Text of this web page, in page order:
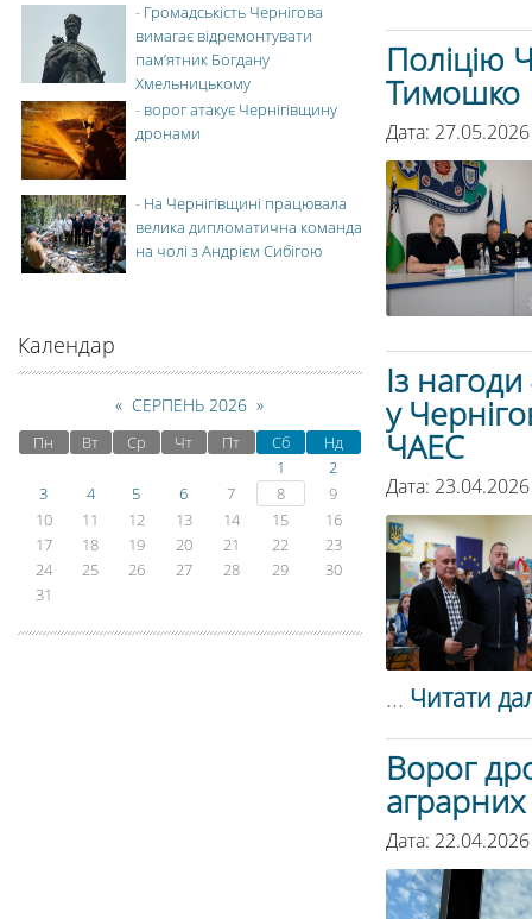
Поліцію
Тимошко
Дата:
Із
у
ЧАЕС
Дата:
... Читати
Ворог
Дата:
- Громадськість Чернігова
вимагає відремонтувати
пам’ятник Богдану
Хмельницькому
- ворог атакує Чернігівщину
дронами
- На Чернігівщині працювала
велика дипломатична команда
на чолі з Андрієм Сибігою
Календар
« СЕРПЕНЬ 2026 »
Пн Вт Ср Чт Пт Сб
Нд
1
2
3
4 5 6 7 8
9
10
11 12 13 14 15
16
17
18 19 20 21 22
23
24
25 26 27 28 29
30
31